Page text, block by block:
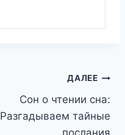
ДАЛЕЕ
Сон о чтении сна:
Разгадываем тайные
послания